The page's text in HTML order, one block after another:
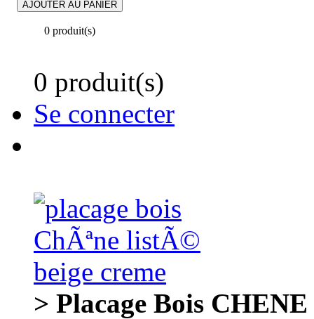
0 produit(s)
0 produit(s)
Se connecter
> Placage Bois